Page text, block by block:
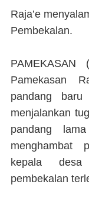
Raja’e
Pembekalan.
PAMEKASAN
Pamekasan
pandang
menjalankan
pandang
menghambat
kepala
pembekalan